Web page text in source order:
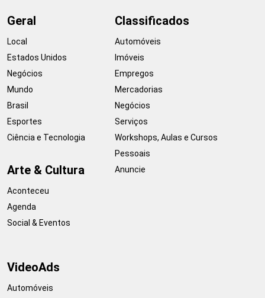
Geral
Local
Estados Unidos
Negócios
Mundo
Brasil
Esportes
Ciência e Tecnologia
Arte & Cultura
Aconteceu
Agenda
Social & Eventos
Classificados
Automóveis
Imóveis
Empregos
Mercadorias
Negócios
Serviços
Workshops, Aulas e Cursos
Pessoais
Anuncie
VideoAds
Automóveis